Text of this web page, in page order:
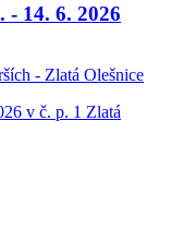
14. 6. 2026
- Zlatá Olešnice
v č. p. 1 Zlatá